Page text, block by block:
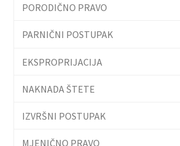
PORODIČNO PRAVO
PARNIČNI POSTUPAK
EKSPROPRIJACIJA
NAKNADA ŠTETE
IZVRŠNI POSTUPAK
MJENIČNO PRAVO